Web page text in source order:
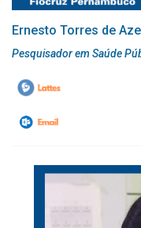
Ernesto Torres de
Pesquisador em Saúde